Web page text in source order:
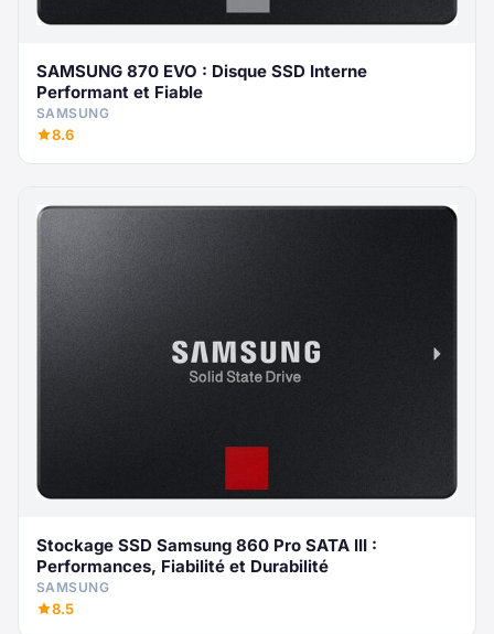
SAMSUNG 870 EVO : Disque SSD Interne
Performant et Fiable
SAMSUNG
8.6
Stockage SSD Samsung 860 Pro SATA III :
Performances, Fiabilité et Durabilité
SAMSUNG
8.5